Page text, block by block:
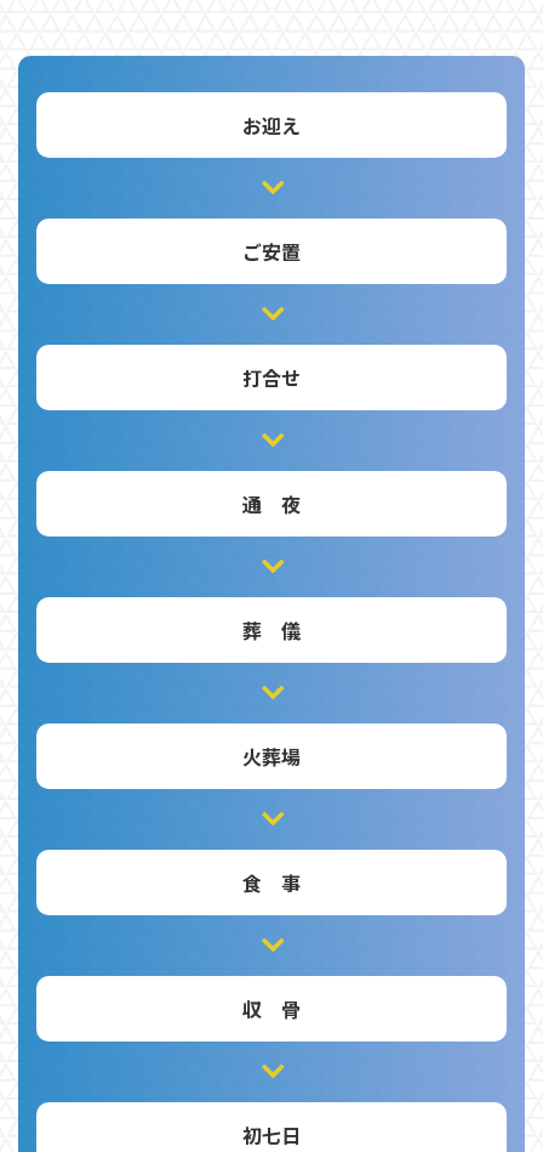
お迎え
ご安置
打合せ
通 夜
葬 儀
火葬場
食 事
収 骨
初七日